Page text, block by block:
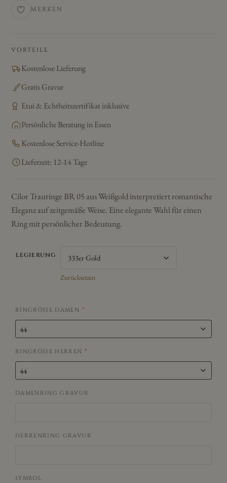
MERKEN
VORTEILE
Kostenlose Lieferung
Gratis Gravur
Etui & Echtheitszertifikat inklusive
Persönliche Beratung in Essen
Kostenlose Service-Hotline
Lieferzeit: 12-14 Tage
Cilor Trauringe BR 05 aus Weißgold interpretiert romantische
Eleganz auf zeitgemäße Weise. Eine elegante Wahl für einen
Ring mit persönlicher Bedeutung.
LEGIERUNG
Zurücksetzen
RINGRÖSSE DAMEN *
RINGRÖSSE HERREN *
DAMENRING GRAVUR
HERRENRING GRAVUR
SYMBOL